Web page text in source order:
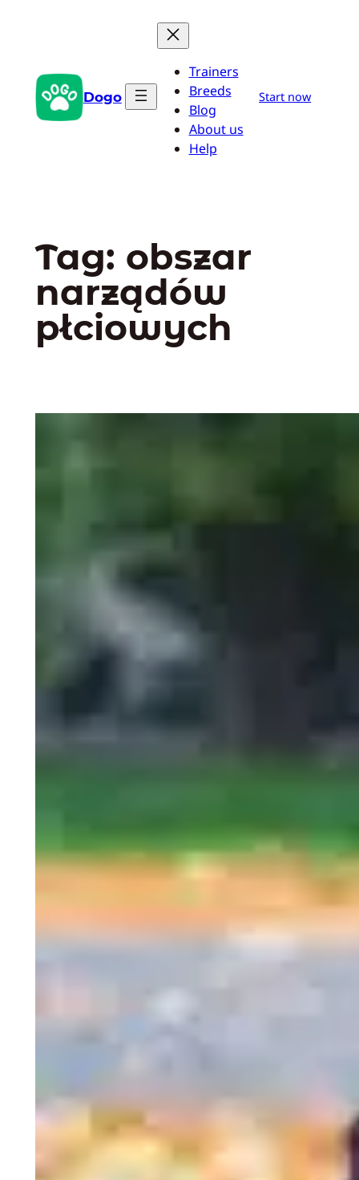
Dogo
Trainers
Breeds
Blog
About us
Help
Start now
Tag: obszar
narządów
płciowych